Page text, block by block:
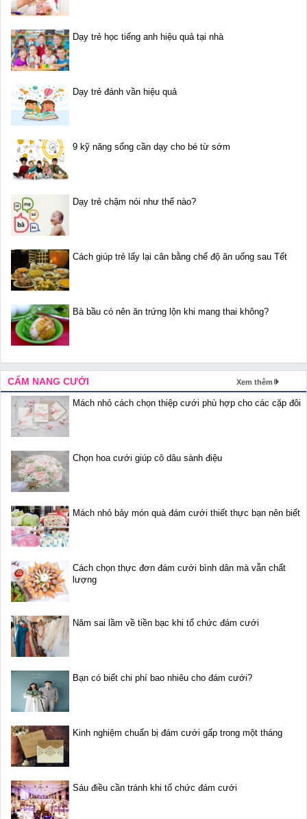
Dạy trẻ học tiếng anh hiệu quả tại nhà
Dạy trẻ đánh vần hiệu quả
9 kỹ năng sống cần dạy cho bé từ sớm
Dạy trẻ chậm nói như thế nào?
Cách giúp trẻ lấy lại cân bằng chế độ ăn uống sau Tết
Bà bầu có nên ăn trứng lộn khi mang thai không?
CẨM NANG CƯỚI Xem thêm
Mách nhỏ cách chọn thiệp cưới phù hợp cho các cặp đôi
Chọn hoa cưới giúp cô dâu sành điệu
Mách nhỏ bảy món quà đám cưới thiết thực bạn nên biết
Cách chọn thực đơn đám cưới bình dân mà vẫn chất
lượng
Năm sai lầm về tiền bạc khi tổ chức đám cưới
Bạn có biết chi phí bao nhiêu cho đám cưới?
Kinh nghiệm chuẩn bị đám cưới gấp trong một tháng
Sáu điều cần tránh khi tổ chức đám cưới